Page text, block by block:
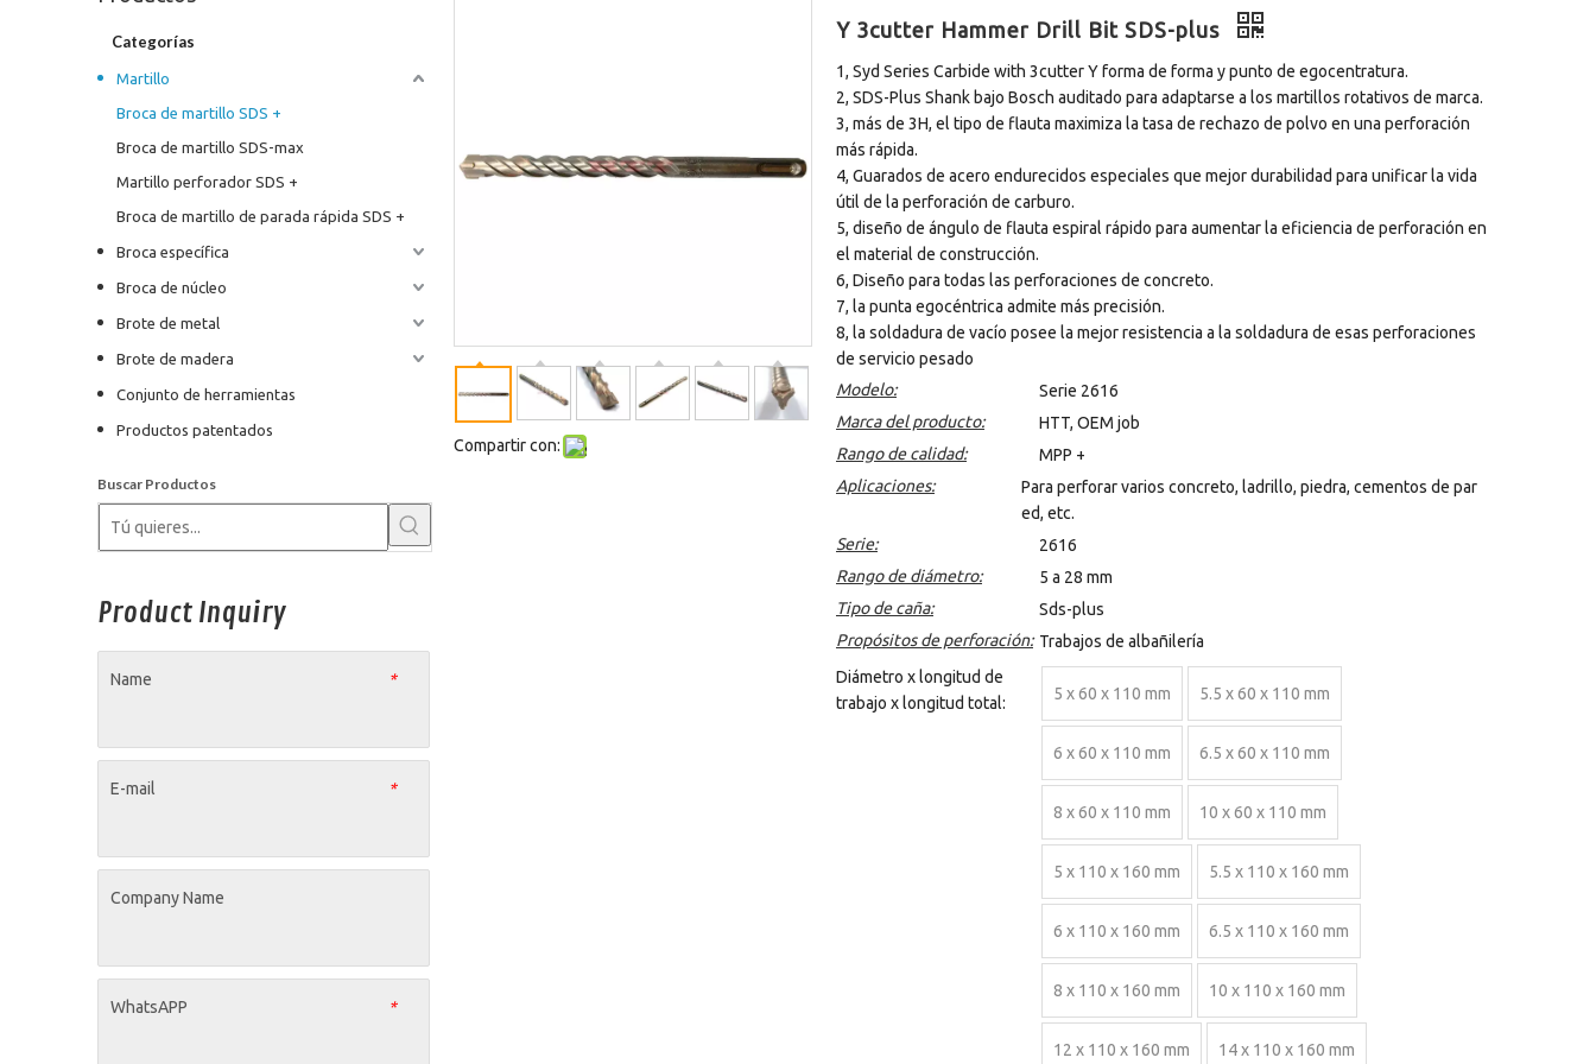
Categorías
Martillo
Broca de martillo SDS +
Broca de martillo SDS-max
Martillo perforador SDS +
Broca de martillo de parada rápida SDS +
Broca específica
Broca de núcleo
Brote de metal
Brote de madera
Conjunto de herramientas
Productos patentados
Buscar Productos
Product Inquiry
*
Name
*
E-mail
Company Name
*
WhatsAPP
Compartir con:
Y 3cutter Hammer Drill Bit SDS-plus
1, Syd Series Carbide with 3cutter Y forma de forma y punto de egocentratura.
2, SDS-Plus Shank bajo Bosch auditado para adaptarse a los martillos rotativos de marca.
3, más de 3H, el tipo de flauta maximiza la tasa de rechazo de polvo en una perforación
más rápida.
4, Guarados de acero endurecidos especiales que mejor durabilidad para unificar la vida
útil de la perforación de carburo.
5, diseño de ángulo de flauta espiral rápido para aumentar la eficiencia de perforación en
el material de construcción.
6, Diseño para todas las perforaciones de concreto.
7, la punta egocéntrica admite más precisión.
8, la soldadura de vacío posee la mejor resistencia a la soldadura de esas perforaciones
de servicio pesado
Modelo:
Serie 2616
Marca del producto:
HTT, OEM job
Rango de calidad:
MPP +
Aplicaciones:
Para perforar varios concreto, ladrillo, piedra, cementos de par
ed, etc.
Serie:
2616
Rango de diámetro:
5 a 28 mm
Tipo de caña:
Sds-plus
Propósitos de perforación: Trabajos de albañilería
Diámetro x longitud de
trabajo x longitud total:
5 x 60 x 110 mm 5.5 x 60 x 110 mm
6 x 60 x 110 mm 6.5 x 60 x 110 mm
8 x 60 x 110 mm 10 x 60 x 110 mm
5 x 110 x 160 mm 5.5 x 110 x 160 mm
6 x 110 x 160 mm 6.5 x 110 x 160 mm
8 x 110 x 160 mm 10 x 110 x 160 mm
12 x 110 x 160 mm 14 x 110 x 160 mm